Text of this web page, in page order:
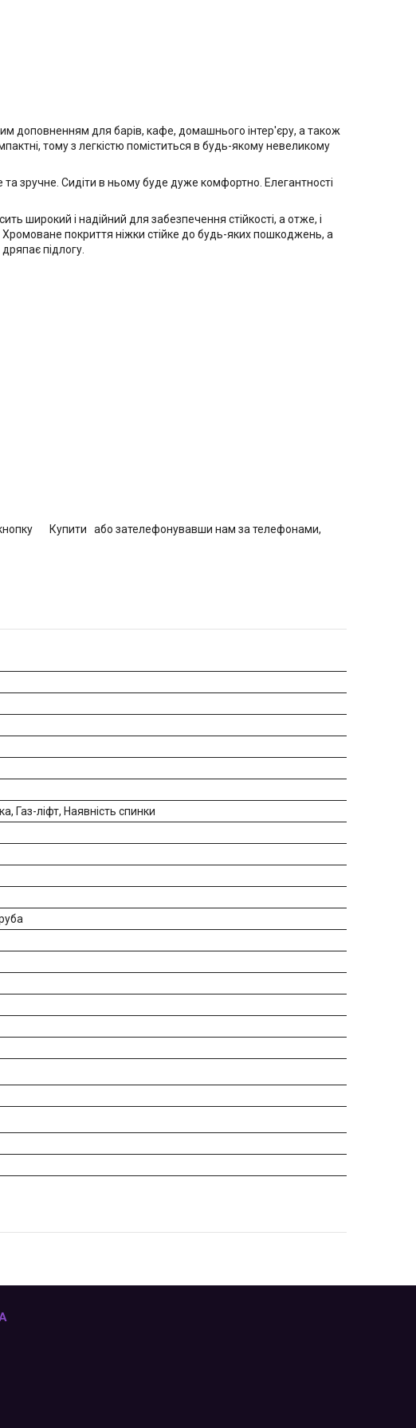
доповненням для барів, кафе, домашнього інтер'єру, а також
тому з легкістю поміститься в будь-якому невеликому
зручне. Сидіти в ньому буде дуже комфортно. Елегантності
широкий і надійний для забезпечення стійкості, а отже, і
покриття ніжки стійке до будь-яких пошкоджень, а
підлогу.
кнопку Купити або зателефонувавши нам за телефонами,
Газ-ліфт, Наявність спинки